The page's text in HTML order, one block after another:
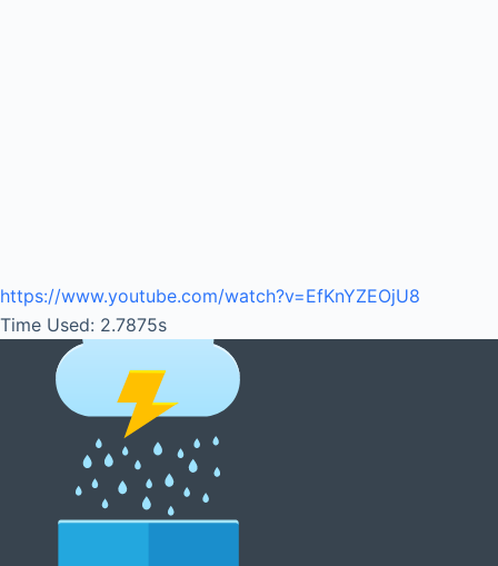
https://www.youtube.com/watch?v=EfKnYZEOjU8
Time Used: 2.7875s